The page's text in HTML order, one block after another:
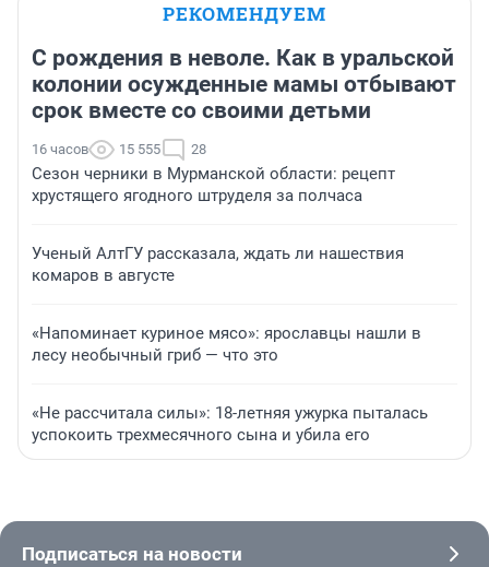
РЕКОМЕНДУЕМ
С рождения в неволе. Как в уральской
колонии осужденные мамы отбывают
срок вместе со своими детьми
16 часов 15 555 28
Сезон черники в Мурманской области: рецепт
хрустящего ягодного штруделя за полчаса
Ученый АлтГУ рассказала, ждать ли нашествия
комаров в августе
«Напоминает куриное мясо»: ярославцы нашли в
лесу необычный гриб — что это
«Не рассчитала силы»: 18-летняя ужурка пыталась
успокоить трехмесячного сына и убила его
Подписаться на новости